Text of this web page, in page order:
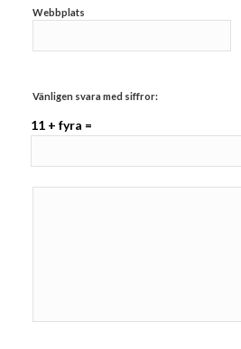
Webbplats
Vänligen svara med siffror:
11 + fyra =